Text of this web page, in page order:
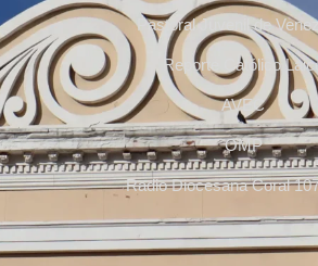
Pastoral Juvenil de
Reporte Católico
AVEC
OMP
Radio Diocesana Coral